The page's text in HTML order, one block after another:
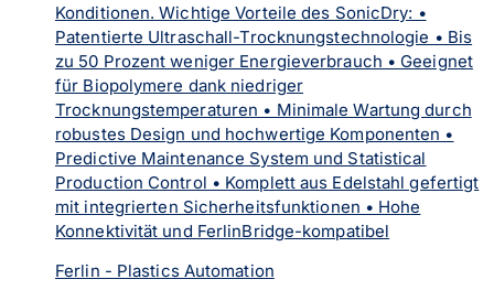
Konditionen. Wichtige Vorteile des SonicDry: •
Patentierte Ultraschall-Trocknungstechnologie • Bis
zu 50 Prozent weniger Energieverbrauch • Geeignet
für Biopolymere dank niedriger
Trocknungstemperaturen • Minimale Wartung durch
robustes Design und hochwertige Komponenten •
Predictive Maintenance System und Statistical
Production Control • Komplett aus Edelstahl gefertigt
mit integrierten Sicherheitsfunktionen • Hohe
Konnektivität und FerlinBridge-kompatibel
Ferlin - Plastics Automation